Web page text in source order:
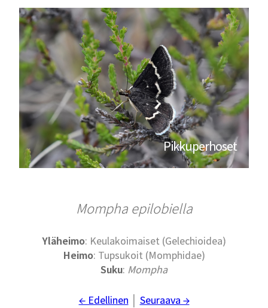
Pikkuperhoset
Mompha epilobiella
Yläheimo: Keulakoimaiset (Gelechioidea)
Heimo: Tupsukoit (Momphidae)
Suku: Mompha
← Edellinen Seuraava →